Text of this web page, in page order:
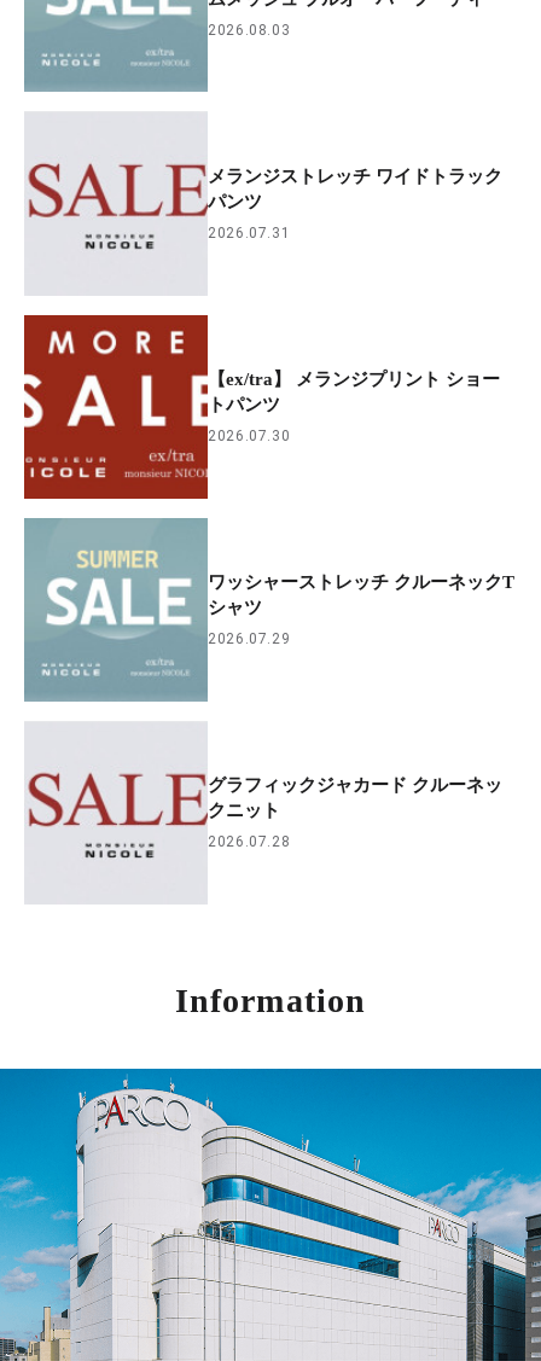
2026.08.03
メランジストレッチ ワイドトラック
パンツ
2026.07.31
【ex/tra】 メランジプリント ショー
トパンツ
2026.07.30
ワッシャーストレッチ クルーネックT
シャツ
2026.07.29
グラフィックジャカード クルーネッ
クニット
2026.07.28
Information